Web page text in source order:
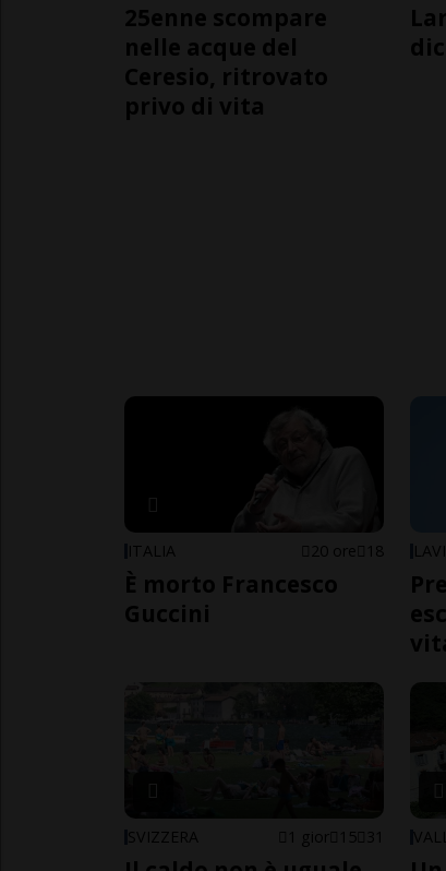
25enne scompare
nelle acque del
Ceresio, ritrovato
privo di vita
ITALIA 20 ore 18
È morto Francesco
Guccini
SVIZZERA 1 gior 15 31